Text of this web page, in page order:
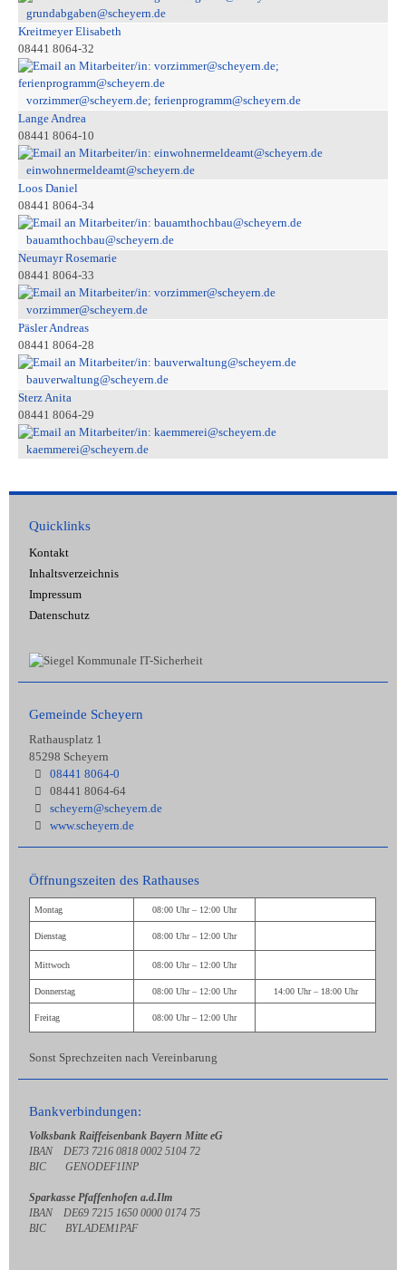
grundabgaben@scheyern.de
Kreitmeyer Elisabeth
08441 8064-32
vorzimmer@scheyern.de; ferienprogramm@scheyern.de
Lange Andrea
08441 8064-10
einwohnermeldeamt@scheyern.de
Loos Daniel
08441 8064-34
bauamthochbau@scheyern.de
Neumayr Rosemarie
08441 8064-33
vorzimmer@scheyern.de
Päsler Andreas
08441 8064-28
bauverwaltung@scheyern.de
Sterz Anita
08441 8064-29
kaemmerei@scheyern.de
Quicklinks
Kontakt
Inhaltsverzeichnis
Impressum
Datenschutz
Gemeinde Scheyern
Rathausplatz 1
85298 Scheyern
08441 8064-0
08441 8064-64
scheyern@scheyern.de
www.scheyern.de
Öffnungszeiten des Rathauses
Montag 08:00 Uhr – 12:00 Uhr
Dienstag 08:00 Uhr – 12:00 Uhr
Mittwoch 08:00 Uhr – 12:00 Uhr
Donnerstag 08:00 Uhr – 12:00 Uhr 14:00 Uhr – 18:00 Uhr
Freitag 08:00 Uhr – 12:00 Uhr
Sonst Sprechzeiten nach Vereinbarung
Bankverbindungen:
Volksbank Raiffeisenbank Bayern Mitte eG
IBAN DE73 7216 0818 0002 5104 72
BIC GENODEF1INP
Sparkasse Pfaffenhofen a.d.Ilm
IBAN DE69 7215 1650 0000 0174 75
BIC BYLADEM1PAF